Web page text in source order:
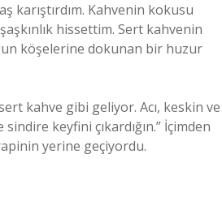
karıştırdım. Kahvenin kokusu
hissettim. Sert kahvenin
köşelerine dokunan bir huzur
kahve gibi geliyor. Acı, keskin ve
keyfini çıkardığın.” İçimden
yerine geçiyordu.